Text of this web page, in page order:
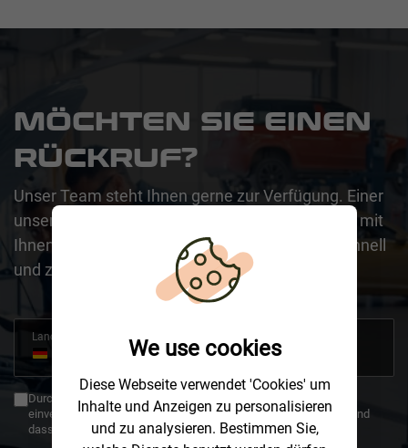
MÖCHTEN SIE EINEN
RÜCKRUF?
Unser Team steht Ihnen gerne zur Verfügung. Einer
unserer kompetenten Mitarbeiter wird sich bald mit
Ihnen in Verbindung setzen, um Ihr Anliegen schnell
und zuverlässig zu klären.
Land
Germany
+49
Durch die Verwendung des Rückrufs erklären Sie sich damit
einverstanden, dass Ihre Daten an AWHelp übertragen werden und
dass Sie die Datenschutzbestimmungen gelesen haben.
We use cookies
Diese Webseite verwendet 'Cookies' um
Inhalte und Anzeigen zu personalisieren
und zu analysieren. Bestimmen Sie,